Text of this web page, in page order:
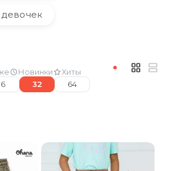
Новинки
Хиты
32
64